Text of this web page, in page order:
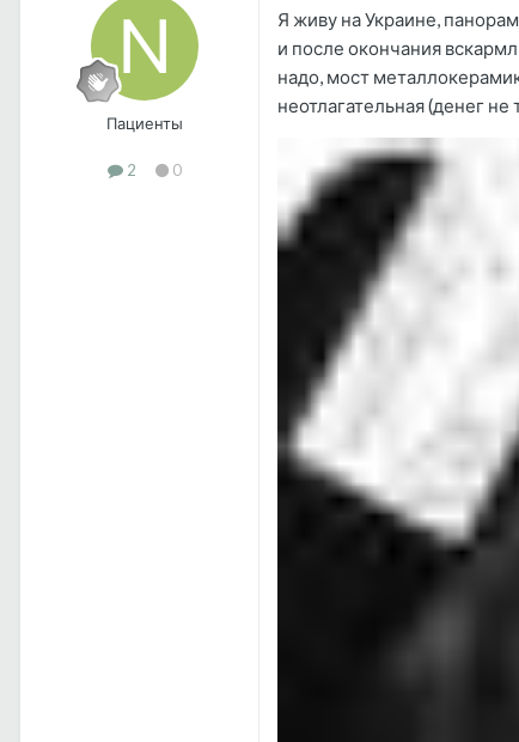
Пациенты
2 0
Я живу на Украине,
и после окончания
надо, мост
неотлагательная (денег не